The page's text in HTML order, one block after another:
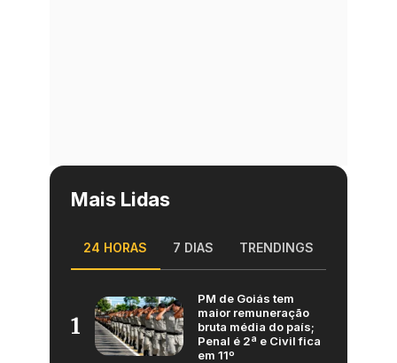
Mais Lidas
24 HORAS 7 DIAS TRENDINGS
1
PM de Goiás tem
maior remuneração
bruta média do país;
Penal é 2ª e Civil fica
em 11º